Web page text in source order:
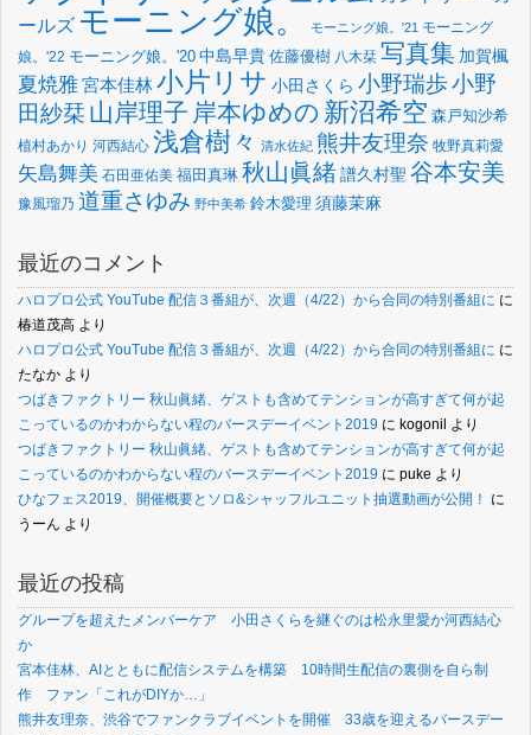
ールズ モーニング娘。 モーニング娘。'21 モーニング
娘。'22 モーニング娘。'20 中島早貴 佐藤優樹 八木栞 写真集 加賀楓
夏焼雅宮本佳林小片リサ 小田さくら 小野瑞歩小野
田紗栞 山岸理子 岸本ゆめの 新沼希空 森戸知沙希
植村あかり 河西結心 浅倉樹々 清水佐紀 熊井友理奈 牧野真莉愛
矢島舞美 石田亜佑美 福田真琳 秋山眞緒譜久村聖 谷本安美
豫風瑠乃 道重さゆみ 野中美希 鈴木愛理 須藤茉麻
最近のコメント
ハロプロ公式 YouTube 配信３番組が、次週（4/22）から合同の特別番組に に
椿道茂高 より
ハロプロ公式 YouTube 配信３番組が、次週（4/22）から合同の特別番組に に
たなか より
つばきファクトリー 秋山眞緒、ゲストも含めてテンションが高すぎて何が起
こっているのかわからない程のバースデーイベント2019 に kogonil より
つばきファクトリー 秋山眞緒、ゲストも含めてテンションが高すぎて何が起
こっているのかわからない程のバースデーイベント2019 に puke より
ひなフェス2019、開催概要とソロ&シャッフルユニット抽選動画が公開！
に
うーん より
最近の投稿
グループを超えたメンバーケア 小田さくらを継ぐのは松永里愛か河西結心
か
宮本佳林、AIとともに配信システムを構築 10時間生配信の裏側を自ら制
作 ファン「これがDIYか…」
熊井友理奈、渋谷でファンクラブイベントを開催 33歳を迎えるバースデー